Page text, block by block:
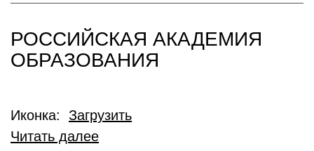
РОССИЙСКАЯ АКАДЕМИЯ
ОБРАЗОВАНИЯ
Иконка: Загрузить
Читать далее